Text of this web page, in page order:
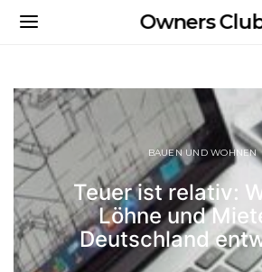
Owners
BAUEN UND WOHNEN
Teuer ist relativ:
Löhne und
Deutschland